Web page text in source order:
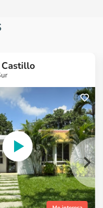
Castillo
más
Ver Proyecto